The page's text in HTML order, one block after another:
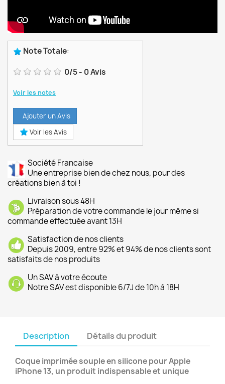
Note Totale:
0/5- 0Avis
Voir les notes
Ajouter un Avis
Voir les Avis
Société Francaise
Une entreprise bien de chez nous, pour des
créations bien à toi !
Livraison sous 48H
Préparation de votre commande le jour même si
commande effectuée avant 13H
Satisfaction de nos clients
Depuis 2009, entre 92% et 94% de nos clients sont
satisfaits de nos produits
Un SAV à votre écoute
Notre SAV est disponible 6/7J de 10h à 18H
Description Détails du produit
Coque imprimée souple en silicone pour Apple
iPhone 13, un produit indispensable et unique